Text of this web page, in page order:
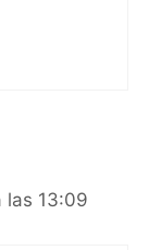
las 13:09